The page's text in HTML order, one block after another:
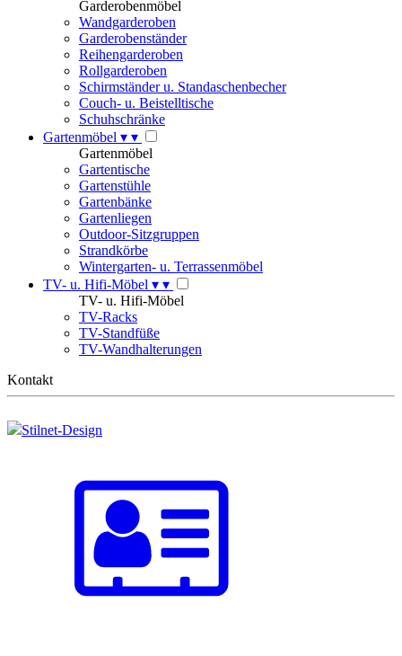
Garderobenmöbel
Wandgarderoben
Garderobenständer
Reihengarderoben
Rollgarderoben
Schirmständer u. Standaschenbecher
Couch- u. Beistelltische
Schuhschränke
Gartenmöbel ▾ ▾
Gartenmöbel
Gartentische
Gartenstühle
Gartenbänke
Gartenliegen
Outdoor-Sitzgruppen
Strandkörbe
Wintergarten- u. Terrassenmöbel
TV- u. Hifi-Möbel ▾ ▾
TV- u. Hifi-Möbel
TV-Racks
TV-Standfüße
TV-Wandhalterungen
Kontakt
Stilnet-Design